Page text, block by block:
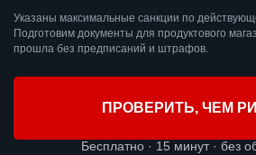
Указаны максимальные санкции по
Подготовим документы для продуктового
прошла без предписаний и штрафов.
ПРОВЕРИТЬ, ЧЕМ
Бесплатно · 15 минут · без